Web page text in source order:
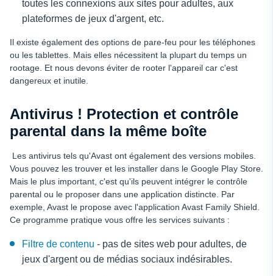
toutes les connexions aux sites pour adultes, aux
plateformes de jeux d'argent, etc.
Il existe également des options de pare-feu pour les téléphones
ou les tablettes. Mais elles nécessitent la plupart du temps un
rootage. Et nous devons éviter de rooter l'appareil car c'est
dangereux et inutile.
Antivirus ! Protection et contrôle
parental dans la même boîte
Les antivirus tels qu'Avast ont également des versions mobiles.
Vous pouvez les trouver et les installer dans le Google Play Store.
Mais le plus important, c'est qu'ils peuvent intégrer le contrôle
parental ou le proposer dans une application distincte. Par
exemple, Avast le propose avec l'application Avast Family Shield.
Ce programme pratique vous offre les services suivants :
Filtre de contenu - pas de sites web pour adultes, de
jeux d'argent ou de médias sociaux indésirables.